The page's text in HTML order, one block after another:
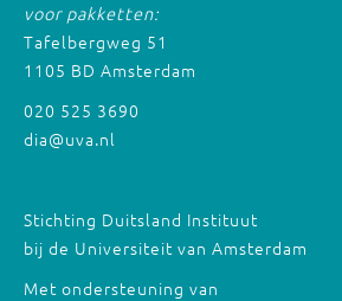
voor pakketten:
Tafelbergweg 51
1105 BD Amsterdam
020 525 3690
dia@uva.nl
Stichting Duitsland Instituut
bij de Universiteit van Amsterdam
Met ondersteuning van